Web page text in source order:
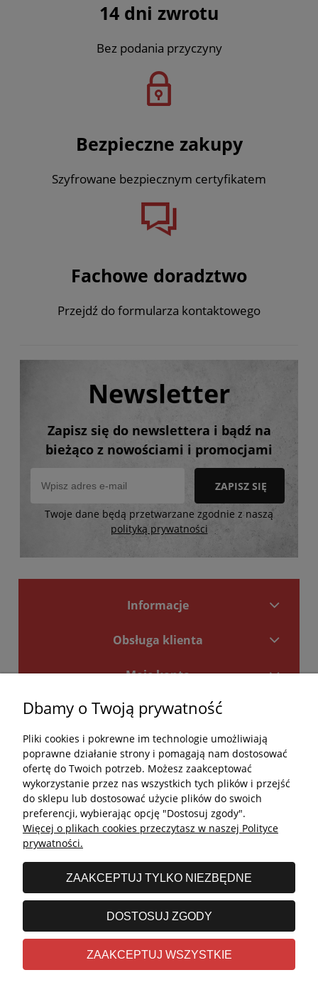
14 dni zwrotu
Bez podania przyczyny
Bezpieczne zakupy
Szyfrowane bezpiecznym certyfikatem
Fachowe doradztwo
Przejdź do formularza kontaktowego
Newsletter
Zapisz się do newslettera i bądź na
bieżąco z nowościami i promocjami
ZAPISZ SIĘ
Twoje dane będą przetwarzane zgodnie z naszą
polityką prywatności
Informacje
Obsługa klienta
Moje konto
Płatności i dostawa
Kontakt
Kontakt
undefined
Godziny otwarcia salonu:
Poniedziałek - Piątek: 11:00 - 19:00
Sobota: 10:00 - 14:00
undefined © 2026 Wszelkie prawa zastrzeżone
RealizacjaStolems.com|Sklep internetowy Shoper.pl
Dbamy o Twoją prywatność
Pliki cookies i pokrewne im technologie umożliwiają
poprawne działanie strony i pomagają nam dostosować
ofertę do Twoich potrzeb. Możesz zaakceptować
wykorzystanie przez nas wszystkich tych plików i przejść
do sklepu lub dostosować użycie plików do swoich
preferencji, wybierając opcję "Dostosuj zgody".
Więcej o plikach cookies przeczytasz w naszej Polityce
prywatności.
ZAAKCEPTUJ TYLKO NIEZBĘDNE
DOSTOSUJ ZGODY
ZAAKCEPTUJ WSZYSTKIE